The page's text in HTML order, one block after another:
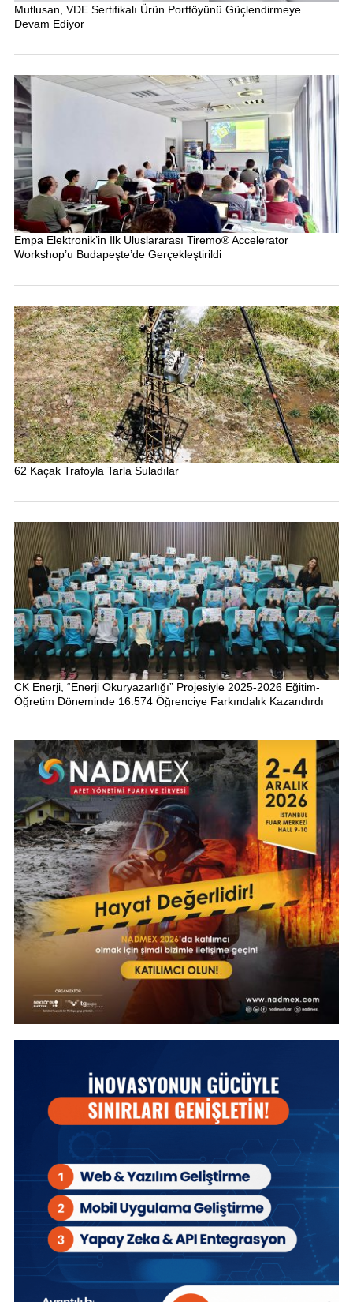
Mutlusan, VDE Sertifikalı Ürün Portföyünü Güçlendirmeye
Devam Ediyor
Empa Elektronik’in İlk Uluslararası Tiremo® Accelerator
Workshop’u Budapeşte’de Gerçekleştirildi
62 Kaçak Trafoyla Tarla Suladılar
CK Enerji, “Enerji Okuryazarlığı” Projesiyle 2025-2026 Eğitim-
Öğretim Döneminde 16.574 Öğrenciye Farkındalık Kazandırdı